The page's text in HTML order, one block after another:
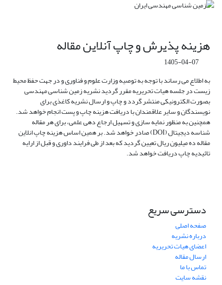
هزینه پذیرش و چاپ آنلاین مقاله
1405-04-07
به اطلاع می رساند با توجه به توصیه وزارت علوم و فناوری و در جهت حفظ محیط
زیست در جلسه هیات تحریریه مقرر گردید نشریه زمین شناسی مهندسی
بصورت الکترونیکی منتشر گردد و چاپ و ارسال نشریه کاغذی برای
نویسندگان و سایر علاقمندان با دریافت هزینه چاپ و پست انجام خواهد شد.
همچنین به منظور نمایه سازی و تسهیل ارجاع دهی علمی، برای هر مقاله
شناسه دیجیتال (DOI) صادر خواهد شد. بر همین اساس هزینه چاپ انلاین
مقاله ده میلیون ریال تعیین گردید که بعد از طی فرایند داوری و قبل از ارایه
تائیدیه چاپ دریافت خواهد شد.
دسترسی سریع
صفحه اصلی
درباره نشریه
اعضای هیات تحریریه
ارسال مقاله
تماس با ما
نقشه سایت